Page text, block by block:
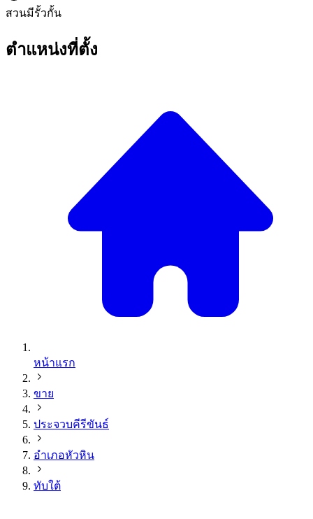
สวนมีรั้วกั้น
ตำแหน่งที่ตั้ง
หน้าแรก
ขาย
ประจวบคีรีขันธ์
อำเภอหัวหิน
ทับใต้